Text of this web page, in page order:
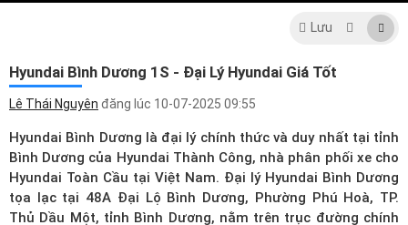
Lưu
Hyundai Bình Dương 1S - Đại Lý Hyundai Giá Tốt
Lê Thái Nguyên đăng lúc 10-07-2025 09:55
Hyundai Bình Dương là đại lý chính thức và duy nhất tại tỉnh
Bình Dương của Hyundai Thành Công, nhà phân phối xe cho
Hyundai Toàn Cầu tại Việt Nam. Đại lý Hyundai Bình Dương
tọa lạc tại 48A Đại Lộ Bình Dương, Phường Phú Hoà, TP.
Thủ Dầu Một, tỉnh Bình Dương, nằm trên trục đường chính